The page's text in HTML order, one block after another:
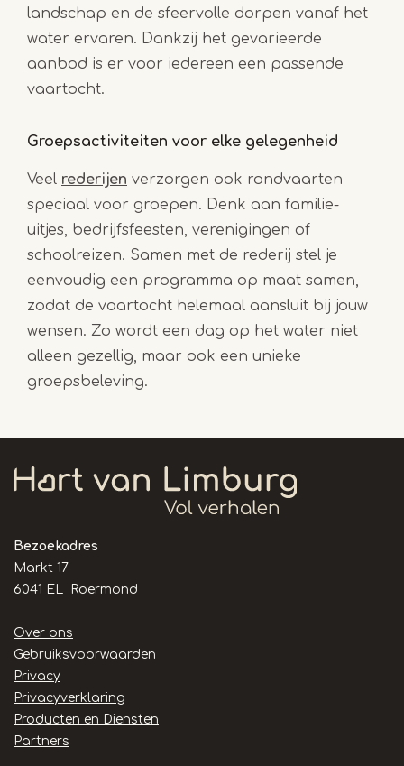
landschap en de sfeervolle dorpen vanaf het
water ervaren. Dankzij het gevarieerde
aanbod is er voor iedereen een passende
vaartocht.
Groepsactiviteiten voor elke gelegenheid
Veel rederijen verzorgen ook rondvaarten
speciaal voor groepen. Denk aan familie-
uitjes, bedrijfsfeesten, verenigingen of
schoolreizen. Samen met de rederij stel je
eenvoudig een programma op maat samen,
zodat de vaartocht helemaal aansluit bij jouw
wensen. Zo wordt een dag op het water niet
alleen gezellig, maar ook een unieke
groepsbeleving.
Bezoekadres
Markt 17
6041 EL Roermond
Handige
links
Over ons
Gebruiksvoorwaarden
Privacy
Privacyverklaring
Producten en Diensten
Partners